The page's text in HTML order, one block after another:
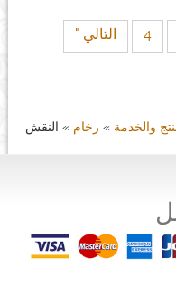
4 التالي "
والخدمة » رخام » النقش